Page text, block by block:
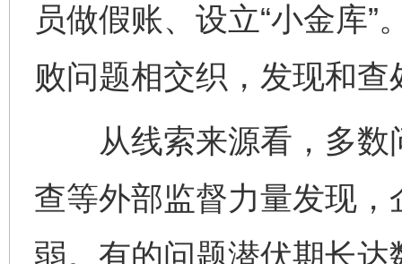
员做假账、设立“小金库
败问题相交织，发现和查
从线索来源看，多数
查等外部监督力量发现
弱。有的问题潜伏期长